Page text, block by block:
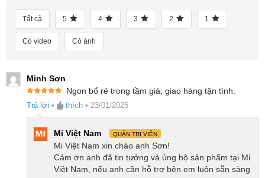
Tất cả 5 4 3 2 1
Có video Có ảnh
Minh Sơn
hạng55
Ngon bổ rẻ trong tầm giá, giao hàng tận tình.
Trả lời • thích • 23/01/2025
Mi Việt Nam QUẢN TRỊ VIÊN
Mi Việt Nam xin chào anh Sơn!
Cảm ơn anh đã tin tưởng và ủng hộ sản phẩm tại Mi
Việt Nam, nếu anh cần hỗ trợ bên em luôn sẵn sàng